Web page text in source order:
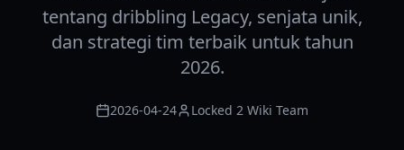
tentang dribbling Legacy, senjata unik,
dan strategi tim terbaik untuk tahun
2026.
2026-04-24 Locked 2 Wiki Team